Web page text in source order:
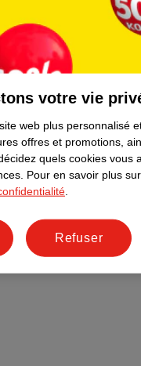
votre vie
web plus personnalisé
offres et promotions,
quels cookies vous
Pour en savoir plus
Refuser